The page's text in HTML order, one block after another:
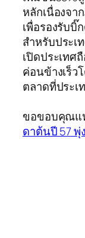
หลักเนื่องจา
เพื่อรองรับบิ๊
สำหรับประเ
เปิดประเทศ
ค่อนข้างเร็
ตลาดที่ประ
ขอขอบคุณแ
ดาต้นปี 57 พุ่ง